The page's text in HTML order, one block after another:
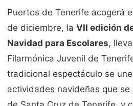
Puertos de Tenerife acogerá
de diciembre, la VII edición
Navidad para Escolares,
Filarmónica Juvenil de
tradicional espectáculo se
actividades navideñas que